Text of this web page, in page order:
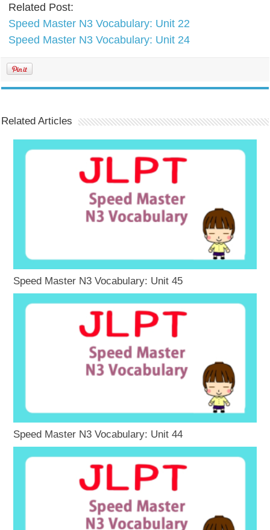
Related Post:
Speed Master N3 Vocabulary: Unit 22
Speed Master N3 Vocabulary: Unit 24
Related Articles
Speed Master N3 Vocabulary: Unit 45
Speed Master N3 Vocabulary: Unit 44